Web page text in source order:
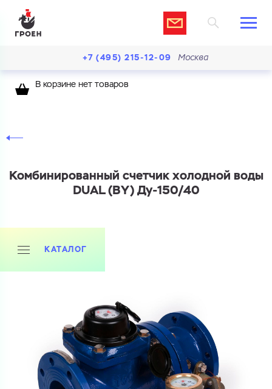
+7 (495) 215-12-09 Москва
В корзине нет товаров
Комбинированный счетчик холодной воды
DUAL (BY) Ду-150/40
КАТАЛОГ